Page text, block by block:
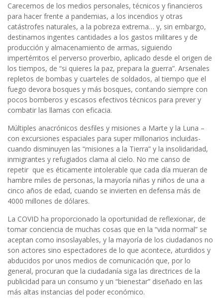
Carecemos de los medios personales, técnicos y financieros
para hacer frente a pandemias, a los incendios y otras
catástrofes naturales, a la pobreza extrema… y, sin embargo,
destinamos ingentes cantidades a los gastos militares y de
producción y almacenamiento de armas, siguiendo
impertérritos el perverso proverbio, aplicado desde el origen de
los tiempos, de “si quieres la paz, prepara la guerra”. Arsenales
repletos de bombas y cuarteles de soldados, al tiempo que el
fuego devora bosques y más bosques, contando siempre con
pocos bomberos y escasos efectivos técnicos para prever y
combatir las llamas con eficacia.
Múltiples anacrónicos desfiles y misiones a Marte y la Luna –
con excursiones espaciales para super millonarios incluidas-
cuando disminuyen las “misiones a la Tierra” y la insolidaridad,
inmigrantes y refugiados clama al cielo. No me canso de
repetir que es éticamente intolerable que cada día mueran de
hambre miles de personas, la mayoría niñas y niños de una a
cinco años de edad, cuando se invierten en defensa más de
4000 millones de dólares.
La COVID ha proporcionado la oportunidad de reflexionar, de
tomar conciencia de muchas cosas que en la “vida normal” se
aceptan como insoslayables, y la mayoría de los ciudadanos no
son actores sino espectadores de lo que acontece, aturdidos y
abducidos por unos medios de comunicación que, por lo
general, procuran que la ciudadanía siga las directrices de la
publicidad para un consumo y un “bienestar” diseñado en las
más altas instancias del poder económico.